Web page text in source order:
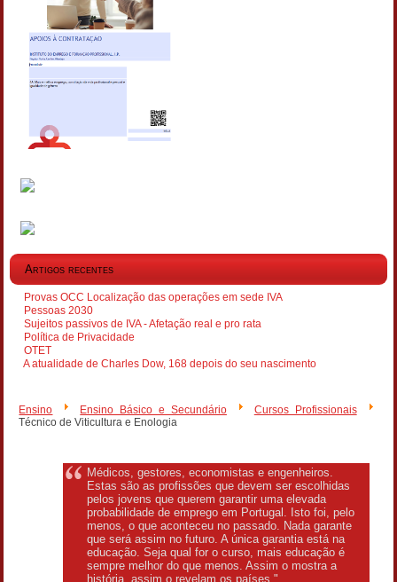
Artigos recentes
Provas OCC Localização das operações em sede IVA
Pessoas 2030
Sujeitos passivos de IVA - Afetação real e pro rata
Política de Privacidade
OTET
A atualidade de Charles Dow, 168 depois do seu nascimento
Ensino Ensino Básico e Secundário
Cursos Profissionais
Técnico de Viticultura e Enologia
Médicos, gestores, economistas e engenheiros.
Estas são as profissões que devem ser escolhidas
pelos jovens que querem garantir uma elevada
probabilidade de emprego em Portugal. Isto foi, pelo
menos, o que aconteceu no passado. Nada garante
que será assim no futuro. A única garantia está na
educação. Seja qual for o curso, mais educação é
sempre melhor do que menos. Assim o mostra a
história, assim o revelam os países."